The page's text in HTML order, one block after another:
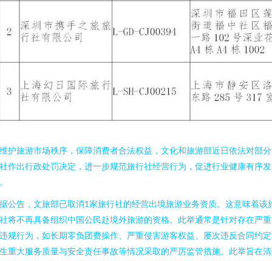
护旅游市场秩序，保障消费者合法权益，文化和旅游部近日依法对部
作出行政处罚决定，进一步规范旅行社经营行为，促进行业健康有序发
公告，文旅部已取消1家旅行社的经营出境旅游业务资质。这意味着该
将不再具备组织中国公民赴境外旅游的资格。此举通常是针对存在严
规行为，如长期零负团费操作、严重侵害游客权益、屡次违反合同约
重大服务质量与安全责任事故等情况采取的严厉监管措施。此举旨在